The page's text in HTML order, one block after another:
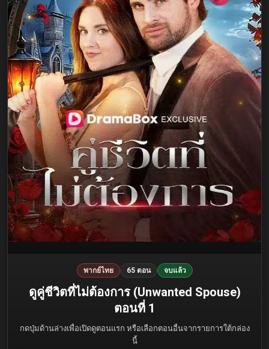
พากย์ไทย 65 ตอน จบแล้ว
ดูคู่ชีวิตที่ไม่ต้องการ (Unwanted Spouse)
ตอนที่ 1
กดปุ่มด้านล่างเพื่อเปิดดูตอนแรก หรือเลือกตอนอื่นจากรายการใต้กล่อง
นี้